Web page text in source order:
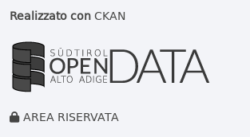
Realizzato conCKAN
AREA RISERVATA